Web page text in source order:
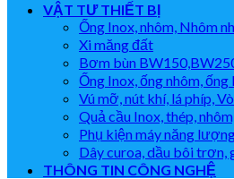
VẬT TƯ THIẾT BỊ
Ống Inox, nhôm, Nhôm
Xi măng đất
Bơm bùn
Ống Inox, ống nhôm,
Vú mỡ, nút khí, lá phíp,
Quả cầu Inox, thép,
Phụ kiện máy năng
Dây curoa, dầu bôi trơn,
THÔNG TIN CÔNG NGHỆ